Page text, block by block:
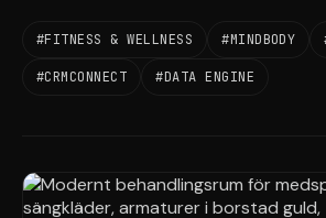
#FITNESS & WELLNESS #MINDBODY
#CRMCONNECT #DATA ENGINE